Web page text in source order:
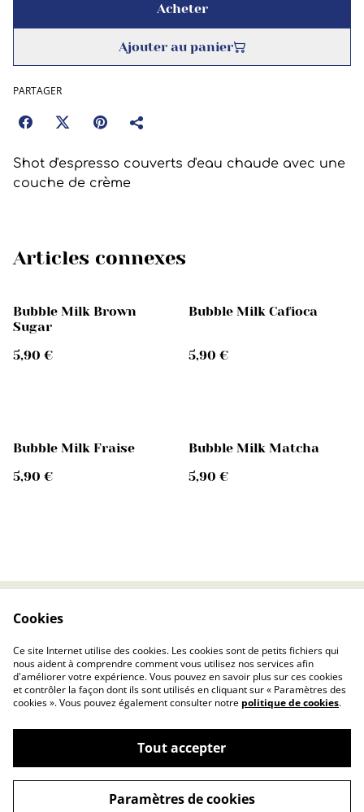
Acheter
Ajouter au panier
PARTAGER
Shot d'espresso couverts d'eau chaude avec une
couche de crème
Articles connexes
Bubble Milk Brown
Sugar
5,90 €
Bubble Milk Cafioca
5,90 €
Bubble Milk Fraise
5,90 €
Bubble Milk Matcha
5,90 €
Politique de
confidentialité
Politique de cookies
©2026DONUTS COFFEE® Burger & Shake
Cookies
Ce site Internet utilise des cookies. Les cookies sont de petits fichiers qui
nous aident à comprendre comment vous utilisez nos services afin
d'améliorer votre expérience. Vous pouvez en savoir plus sur ces cookies
et contrôler la façon dont ils sont utilisés en cliquant sur « Paramètres des
cookies ». Vous pouvez également consulter notre politique de cookies.
Tout accepter
Paramètres de cookies